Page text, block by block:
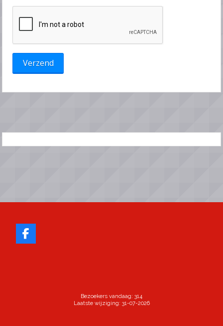
Bezoekers vandaag: 314
Laatste wijziging: 31-07-2026